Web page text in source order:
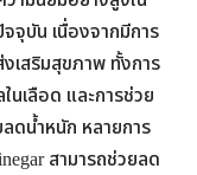
จุบัน เนื่องจากมีการ
เสริมสุขภาพ ทั้งการ
นเลือด และการช่วย
ดน้ำหนัก หลายการ
สามารถช่วยลด